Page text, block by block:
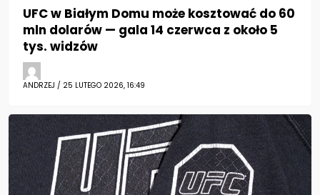
UFC w Białym Domu może kosztować do 60
mln dolarów — gala 14 czerwca z około 5
tys. widzów
ANDRZEJ / 25 LUTEGO 2026, 16:49